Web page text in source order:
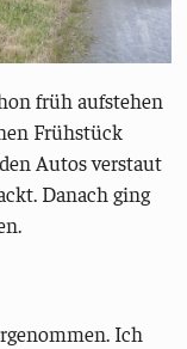
früh aufstehen
Frühstück
Autos verstaut
Danach ging
Ich